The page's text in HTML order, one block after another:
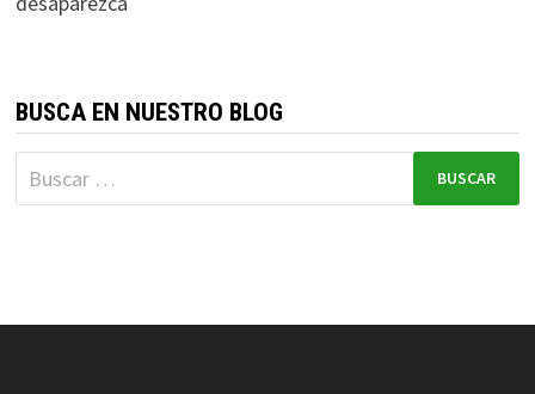
BUSCA EN NUESTRO BLOG